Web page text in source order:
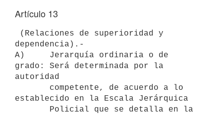
Artículo 13
dependencia).-
A)     Jerarquía ordinaria o de
grado: Será determinada por la
autoridad
establecido en la Escala Jerárquica